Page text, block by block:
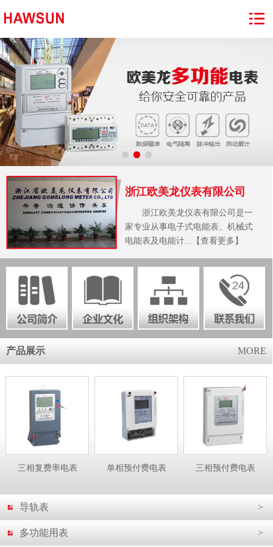
浙江欧美龙仪表有限公司
浙江欧美龙仪表有限公司是一
家专业从事电子式电能表、机械式
电能表及电能计...【查看更多】
产品展示 MORE
三相复费率电表 单相预付费电表 三相预付费电表
导轨表 >
多功能用表 >